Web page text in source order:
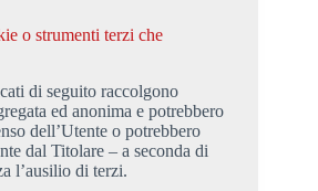
o strumenti terzi che
di seguito raccolgono
ed anonima e potrebbero
dell’Utente o potrebbero
dal Titolare – a seconda di
l’ausilio di terzi.